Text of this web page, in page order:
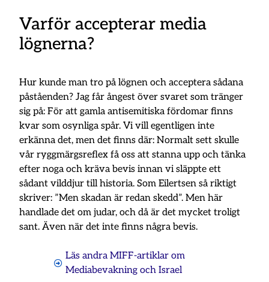
Varför accepterar media
lögnerna?
Hur kunde man tro på lögnen och acceptera sådana
påståenden? Jag får ångest över svaret som tränger
sig på: För att gamla antisemitiska fördomar finns
kvar som osynliga spår. Vi vill egentligen inte
erkänna det, men det finns där: Normalt sett skulle
vår ryggmärgsreflex få oss att stanna upp och tänka
efter noga och kräva bevis innan vi släppte ett
sådant vilddjur till historia. Som Eilertsen så riktigt
skriver: ”Men skadan är redan skedd”. Men här
handlade det om judar, och då är det mycket troligt
sant. Även när det inte finns några bevis.
Läs andra MIFF-artiklar om
Mediabevakning och Israel